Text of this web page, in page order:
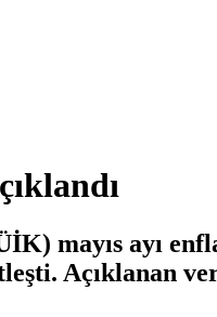
mayıs ayı
Açıklanan